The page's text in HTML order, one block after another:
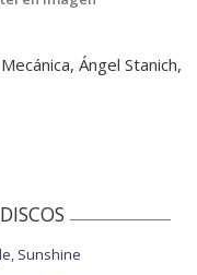
Ángel Stanich,
Sunshine